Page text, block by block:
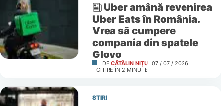
Uber amână revenirea
Uber Eats în România.
Vrea să cumpere
compania din spatele
Glovo
DE CĂTĂLIN NIȚU 07 / 07 / 2026
CITIRE ÎN 2 MINUTE
STIRI